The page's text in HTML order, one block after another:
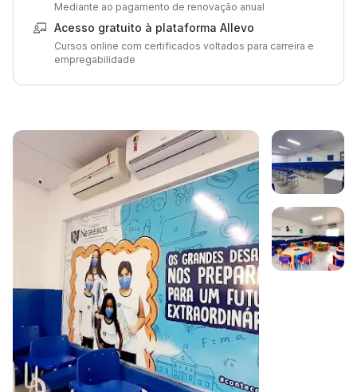
Mediante ao pagamento de renovação anual
Acesso gratuito à plataforma Allevo
Cursos online com certificados voltados para carreira e
empregabilidade
Galeria de imagem
Imagem 1